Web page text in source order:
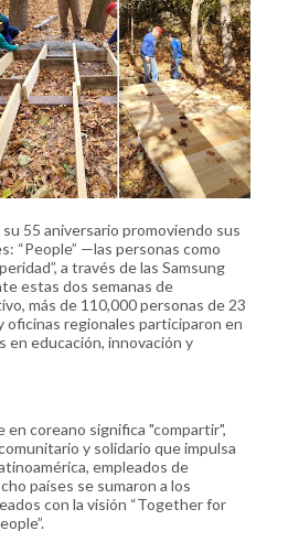
55 aniversario promoviendo sus
“People” —las personas como
a través de las Samsung
estas dos semanas de
más de 110,000 personas de 23
oficinas regionales participaron en
en educación, innovación y
en coreano significa "compartir",
y solidario que impulsa
empleados de
países se sumaron a los
con la visión “Together for